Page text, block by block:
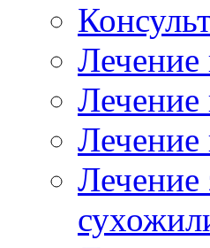
Лечение
Лечение
Лечение
Лечение